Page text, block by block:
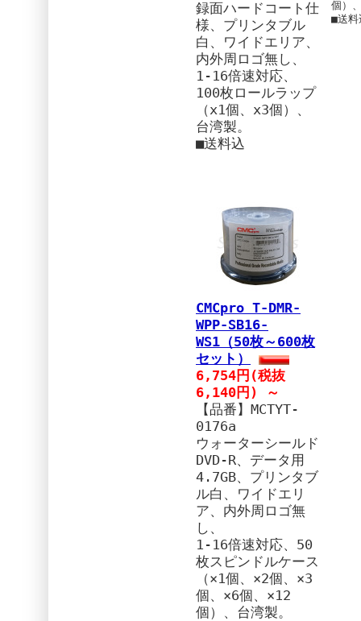
録面ハードコート仕
様、プリンタブル
白、ワイドエリア、
内外周ロゴ無し、
1-16倍速対応、
100枚ロールラップ
（x1個、x3個）、
台湾製。
■送料込
個）
■送料
CMCpro T-DMR-
WPP-SB16-
WS1（50枚～600枚
セット）
6,754円(税抜
6,140円) ～
【品番】MCTYT-
0176a
ウォーターシールド
DVD-R、データ用
4.7GB、プリンタブ
ル白、ワイドエリ
ア、内外周ロゴ無
し、
1-16倍速対応、50
枚スピンドルケース
（×1個、×2個、×3
個、×6個、×12
個）、台湾製。